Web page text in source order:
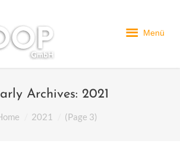
Menü
Archives: 2021
2021 (Page 3)